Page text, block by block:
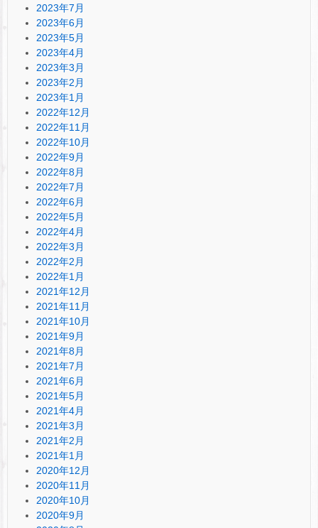
2023年7月
2023年6月
2023年5月
2023年4月
2023年3月
2023年2月
2023年1月
2022年12月
2022年11月
2022年10月
2022年9月
2022年8月
2022年7月
2022年6月
2022年5月
2022年4月
2022年3月
2022年2月
2022年1月
2021年12月
2021年11月
2021年10月
2021年9月
2021年8月
2021年7月
2021年6月
2021年5月
2021年4月
2021年3月
2021年2月
2021年1月
2020年12月
2020年11月
2020年10月
2020年9月